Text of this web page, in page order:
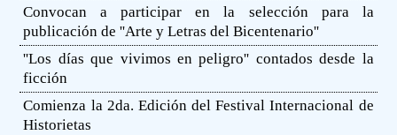
Convocan a participar en la selección para la
publicación de ''Arte y Letras del Bicentenario''
''Los días que vivimos en peligro'' contados desde la
ficción
Comienza la 2da. Edición del Festival Internacional de
Historietas